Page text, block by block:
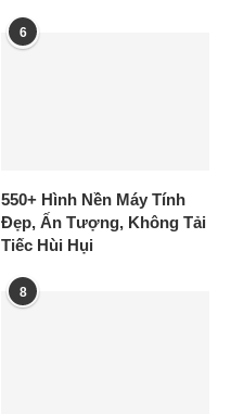
6
550+ Hình Nền Máy Tính
Đẹp, Ấn Tượng, Không Tải
Tiếc Hùi Hụi
8